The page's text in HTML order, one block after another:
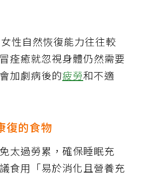
性自然恢復能力往往較
痊癒就忽視身體仍然需要
加劇病後的疲勞和不適
復的食物
太過勞累，確保睡眠充
食用「易於消化且營養充